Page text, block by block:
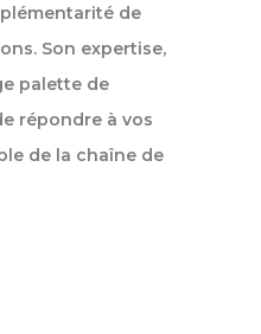
de
Son expertise,
palette de
répondre à vos
de la chaîne de